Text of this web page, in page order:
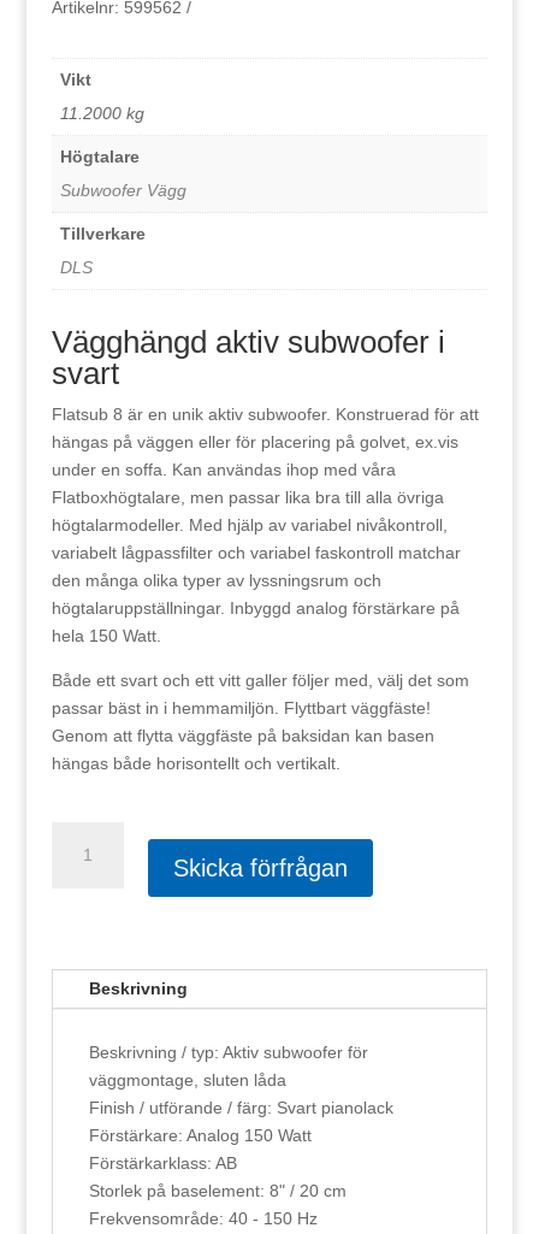
Artikelnr: 599562
Vikt
11.2000 kg
Högtalare
Subwoofer Vägg
Tillverkare
DLS
Vägghängd aktiv subwoofer i
svart
Flatsub 8 är en unik aktiv subwoofer. Konstruerad för att
hängas på väggen eller för placering på golvet, ex.vis
under en soffa. Kan användas ihop med våra
Flatboxhögtalare, men passar lika bra till alla övriga
högtalarmodeller. Med hjälp av variabel nivåkontroll,
variabelt lågpassfilter och variabel faskontroll matchar
den många olika typer av lyssningsrum och
högtalaruppställningar. Inbyggd analog förstärkare på
hela 150 Watt.
Både ett svart och ett vitt galler följer med, välj det som
passar bäst in i hemmamiljön. Flyttbart väggfäste!
Genom att flytta väggfäste på baksidan kan basen
hängas både horisontellt och vertikalt.
Flatsub
Skicka förfrågan
Beskrivning
Beskrivning / typ: Aktiv subwoofer för
väggmontage, sluten låda
Finish / utförande / färg: Svart pianolack
Förstärkare: Analog 150 Watt
Förstärkarklass: AB
Storlek på baselement: 8" / 20 cm
Frekvensområde: 40 - 150 Hz